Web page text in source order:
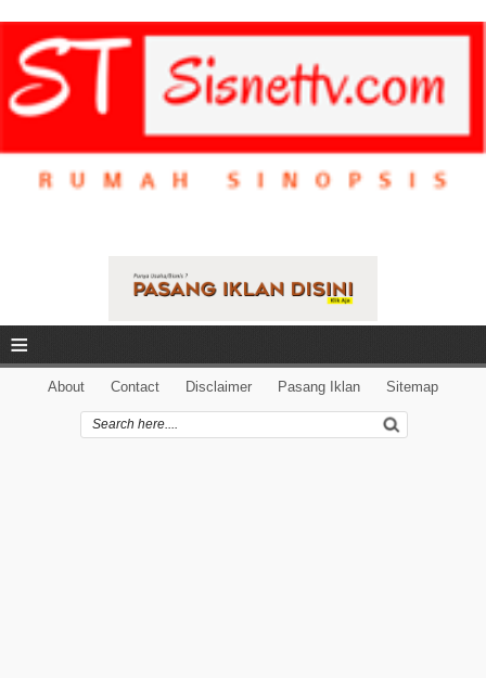
≡
About Contact Disclaimer Pasang Iklan Sitemap